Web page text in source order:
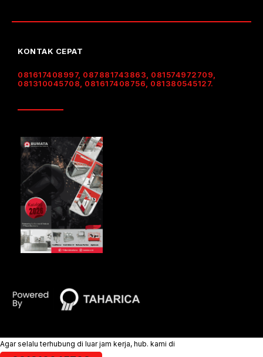
KONTAK CEPAT
081617408997, 087881743863, 081574972709,
081310045708, 081617408756, 081380545127.
Agar selalu terhubung di luar jam kerja, hub. kami di